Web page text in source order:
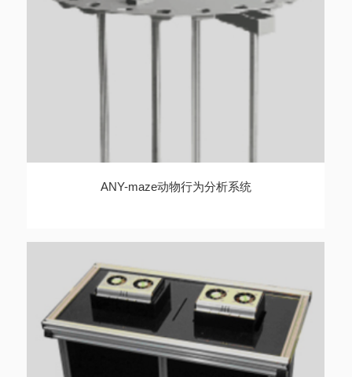
ANY-maze动物行为分析系统